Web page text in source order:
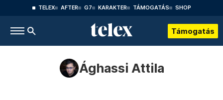
TELEX AFTER G7 KARAKTER TÁMOGATÁS SHOP
Támogatás
Ághassi Attila